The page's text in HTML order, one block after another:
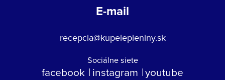
E-mail
recepcia@kupelepieniny.sk
Sociálne siete
facebook instagram youtube